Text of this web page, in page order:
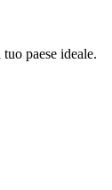
paese ideale.